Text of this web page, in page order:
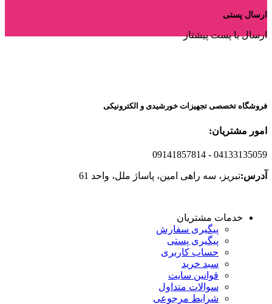
ارسال پستی
ارسال با پست پیشتاز
فروشگاه تخصصی تجهیزات خورشیدی و الکترونیکی
امور مشتریان:
- 04133135059
09141857814
آدرس:تبریز، سه راهی امین، پاساژ ملل، واحد 61
خدمات مشتریان
پیگیری سفارش
پیگیری پستی
حساب کاربری
سبد خرید
قوانین سایت
سوالات متداول
شرایط مرجوعی